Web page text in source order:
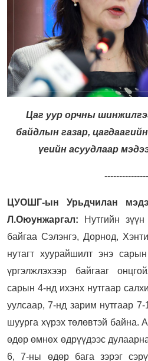
Цаг уур орчны
байдлын газар,
үеийн асуудлаар
ЦУОШГ-ын Урьдчилан
Л.Оюунжаргал:
Нутгийн
байгаа Сэлэнгэ, Дорнод,
нутагт хуурайшилт энэ
үргэлжлэхээр байгааг
сарын 4-нд ихэнх нутгаар
уулсаар, 7-нд зарим нутгаар
шуурга хүрэх төлөвтэй байна.
өдөр өмнөх өдрүүдээс
6, 7-ны өдөр бага зэрэг